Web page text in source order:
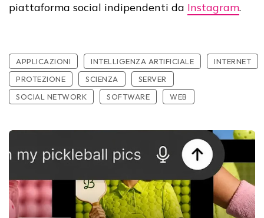
piattaforma social indipendenti da Instagram.
APPLICAZIONI INTELLIGENZA ARTIFICIALE
INTERNET
PROTEZIONE
SCIENZA
SERVER
SOCIAL NETWORK
SOFTWARE WEB